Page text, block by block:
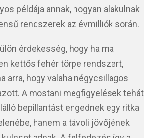
példája annak, hogyan alakulnak
rendszerek az évmilliók során.
érdekesség, hogy ha ma
kettős fehér törpe rendszert,
arra, hogy valaha négycsillagos
A mostani megfigyelések tehát
bepillantást engednek egy ritka
hanem a távoli jövőjének